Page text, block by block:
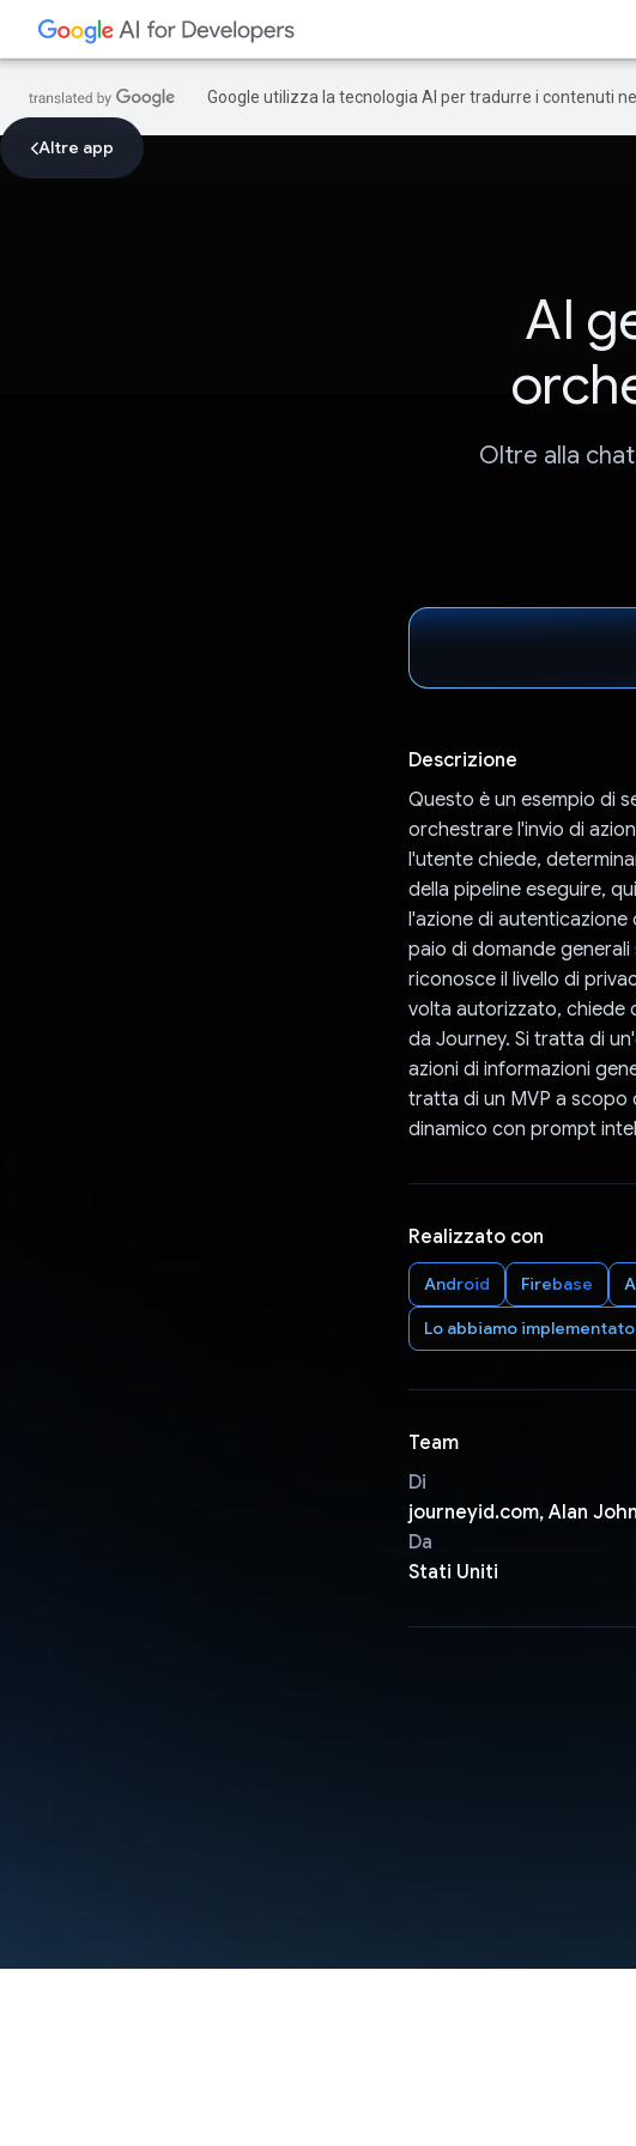
Google utilizza la tecnologia AI per tradurre i contenuti
Altre app
AI
Oltre alla
Descrizione
Questo è un esempio di
orchestrare l'invio di
l'utente chiede,
della pipeline eseguire,
l'azione di autenticazione
paio di domande
riconosce il livello di
volta autorizzato, chiede
da Journey. Si tratta di
azioni di informazioni
tratta di un MVP a scopo
dinamico con prompt
Realizzato con
Android Firebase
Lo abbiamo
Team
Di
journeyid.com, Alan
Da
Stati Uniti